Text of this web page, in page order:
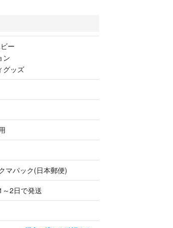
ー
ン
グッズ
マパック(日本郵便)
2日で発送